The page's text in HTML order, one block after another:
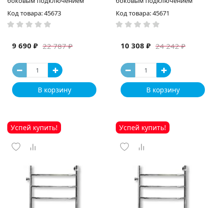
Код товара: 45673
22 787 ₽
9 690 ₽
В корзину
Код товара: 45671
24 242 ₽
10 308 ₽
В корзину
Успей купить! Успей купить!